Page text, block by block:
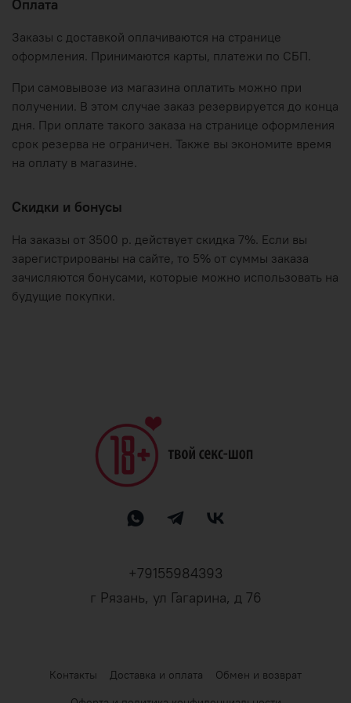
Оплата
Заказы с доставкой оплачиваются на странице
оформления. Принимаются карты, платежи по СБП.
При самовывозе из магазина оплатить можно при
получении. В этом случае заказ резервируется до конца
дня. При оплате такого заказа на странице оформления
срок резерва не ограничен. Также вы экономите время
на оплату в магазине.
Скидки и бонусы
На заказы от 3500 р. действует скидка 7%. Если вы
зарегистрированы на сайте, то 5% от суммы заказа
зачисляются бонусами, которые можно использовать на
будущие покупки.
+79155984393
г Рязань, ул Гагарина, д 76
Контакты Доставка и оплата
Обмен и возврат